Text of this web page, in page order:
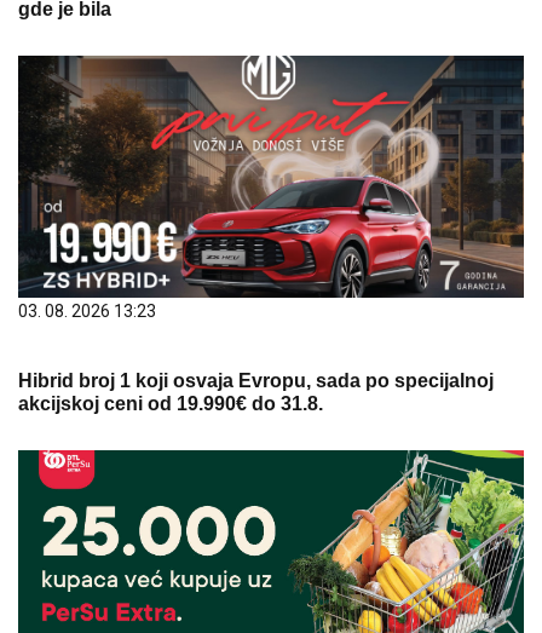
gde je bila
03. 08. 2026 13:23
Hibrid broj 1 koji osvaja Evropu, sada po specijalnoj
akcijskoj ceni od 19.990€ do 31.8.